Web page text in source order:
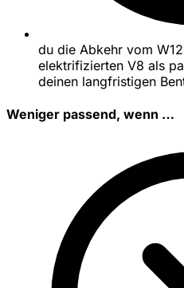
du die Abkehr vom
elektrifizierten V8 als
deinen langfristigen
Weniger passend, wenn …